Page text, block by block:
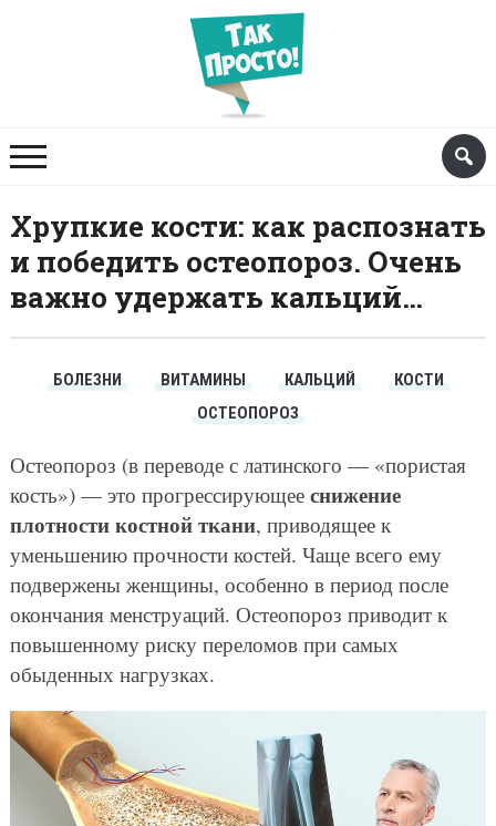
Хрупкие кости: как распознать
и победить остеопороз. Очень
важно удержать кальций…
БОЛЕЗНИ ВИТАМИНЫ КАЛЬЦИЙ
КОСТИ
ОСТЕОПОРОЗ
Остеопороз (в переводе с латинского — «пористая
кость») — это прогрессирующее снижение
плотности костной ткани, приводящее к
уменьшению прочности костей. Чаще всего ему
подвержены женщины, особенно в период после
окончания менструаций. Остеопороз приводит к
повышенному риску переломов при самых
обыденных нагрузках.